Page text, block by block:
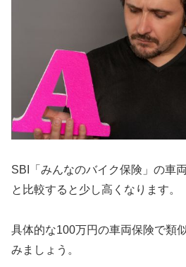
SBI「みんなのバイク保険」の車
と比較すると少し高くなります。
具体的な100万円の車両保険で類
みましょう。